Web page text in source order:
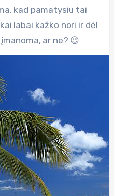
kad pamatysiu tai
labai kažko nori ir dėl
ar ne? 😉